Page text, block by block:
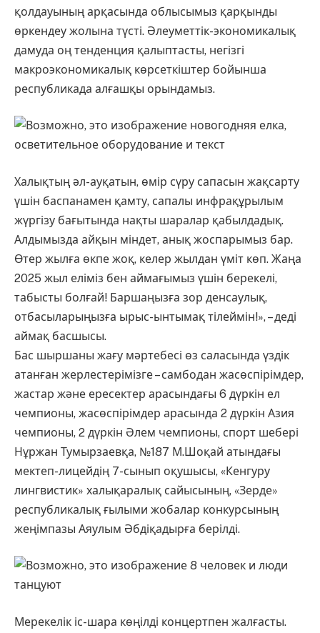
қолдауының арқасында облысымыз қарқынды
өркендеу жолына түсті. Әлеуметтік-экономикалық
дамуда оң тенденция қалыптасты, негізгі
макроэкономикалық көрсеткіштер бойынша
республикада алғашқы орындамыз.
Халықтың әл-ауқатын, өмір сүру сапасын жақсарту
үшін баспанамен қамту, сапалы инфрақұрылым
жүргізу бағытында нақты шаралар қабылдадық.
Алдымызда айқын міндет, анық жоспарымыз бар.
Өтер жылға өкпе жоқ, келер жылдан үміт көп. Жаңа
2025 жыл еліміз бен аймағымыз үшін берекелі,
табысты болғай! Баршаңызға зор денсаулық,
отбасыларыңызға ырыс-ынтымақ тілеймін!», – деді
аймақ басшысы.
Бас шыршаны жағу мәртебесі өз саласында үздік
атанған жерлестерімізге – самбодан жасөспірімдер,
жастар және ересектер арасындағы 6 дүркін ел
чемпионы, жасөспірімдер арасында 2 дүркін Азия
чемпионы, 2 дүркін Әлем чемпионы, спорт шебері
Нұржан Тумырзаевқа, №187 М.Шоқай атындағы
мектеп-лицейдің 7-сынып оқушысы, «Кенгуру
лингвистик» халықаралық сайысының, «Зерде»
республикалық ғылыми жобалар конкурсының
жеңімпазы Аяулым Әбдіқадырға берілді.
Мерекелік іс-шара көңілді концертпен жалғасты.